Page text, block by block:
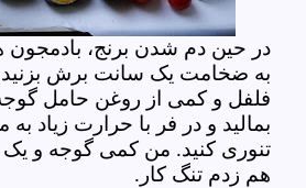
در حین دم شدن برنج، بادمجون
به ضخامت یک سانت برش بزنید.
فلفل و کمی از روغن حامل
بمالید و در فر با حرارت زیاد
تنوری کنید. من کمی گوجه و یک
هم زدم تنگ کار.